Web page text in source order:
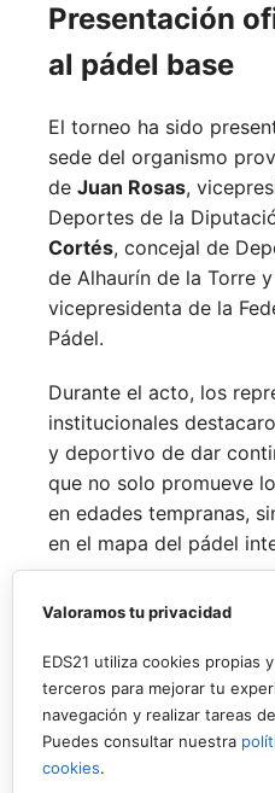
Presentación
al pádel base
El torneo ha sido
sede del organismo
de Juan Rosas,
Deportes de la
Cortés, concejal de
de Alhaurín de la Torre y
vicepresidenta de la
Pádel.
Durante el acto, los
institucionales
y deportivo de dar
que no solo promueve
en edades tempranas,
en el mapa del pádel
De forma paralela al
Promises, la FAP
fechas los
Menores 2026. Esta
incorporar la categoría
global, completando
formativa.
El plazo
Valoramos tu privacidad
EDS21 utiliza cookies propias
terceros para mejorar tu
navegación y realizar tareas
Puedes consultar nuestra
cookies.